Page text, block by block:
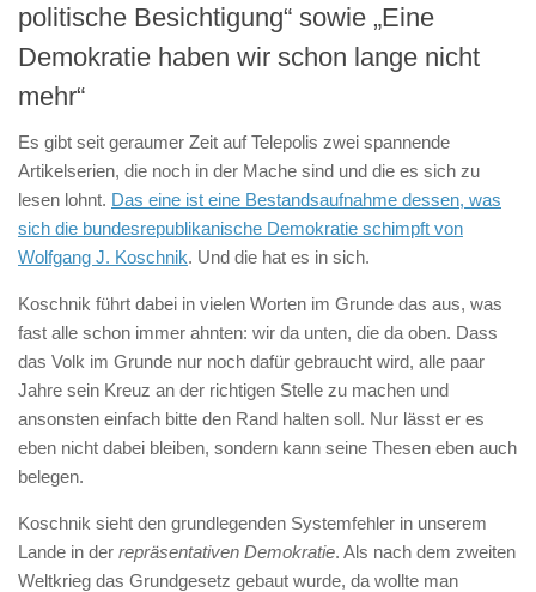
politische Besichtigung“ sowie „Eine
Demokratie haben wir schon lange nicht
mehr“
Es gibt seit geraumer Zeit auf Telepolis zwei spannende
Artikelserien, die noch in der Mache sind und die es sich zu
lesen lohnt. Das eine ist eine Bestandsaufnahme dessen, was
sich die bundesrepublikanische Demokratie schimpft von
Wolfgang J. Koschnik. Und die hat es in sich.
Koschnik führt dabei in vielen Worten im Grunde das aus, was
fast alle schon immer ahnten: wir da unten, die da oben. Dass
das Volk im Grunde nur noch dafür gebraucht wird, alle paar
Jahre sein Kreuz an der richtigen Stelle zu machen und
ansonsten einfach bitte den Rand halten soll. Nur lässt er es
eben nicht dabei bleiben, sondern kann seine Thesen eben auch
belegen.
Koschnik sieht den grundlegenden Systemfehler in unserem
Lande in der repräsentativen Demokratie. Als nach dem zweiten
Weltkrieg das Grundgesetz gebaut wurde, da wollte man